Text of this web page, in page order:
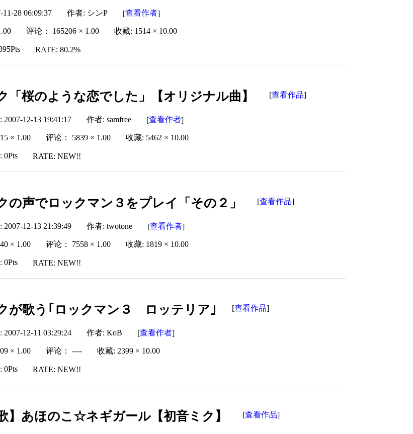
28 06:09:37 作者: シンP [查看作者]
评论： 165206 × 1.00 收藏: 1514 × 10.00
RATE: 80.2%
「桜のような恋でした」【オリジナル曲】 [查看作品]
12-13 19:41:17 作者: samfree [查看作者]
× 1.00 评论： 5839 × 1.00 收藏: 5462 × 10.00
0Pts RATE: NEW!!
の声でロックマン３をプレイ「その２」 [查看作品]
12-13 21:39:49 作者: twotone [查看作者]
× 1.00 评论： 7558 × 1.00 收藏: 1819 × 10.00
0Pts RATE: NEW!!
が歌う｢ロックマン３ ロッテリア｣ [查看作品]
12-11 03:29:24 作者: KoB [查看作者]
× 1.00 评论： ---- 收藏: 2399 × 10.00
0Pts RATE: NEW!!
】あほのこ☆ネギガール【初音ミク】 [查看作品]